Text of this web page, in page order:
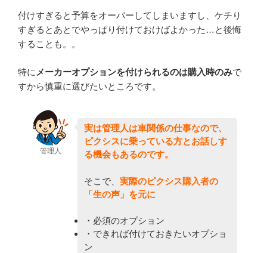
付けすぎると予算をオーバーしてしまいますし、ケチり
すぎるとあとでやっぱり付けておけばよかった…と後悔
することも。。
特に メーカーオプションを付けられるのは購入時のみで
すから慎重に選びたいところです。
管理人
実は管理人は車関係の仕事なので、
ピクシスに乗っている方とお話しす
る機会もあるのです。
そこで、 実際のピクシス購入者の
「生の声」を元に
・必須のオプション
・できれば付けておきたいオプショ
ン